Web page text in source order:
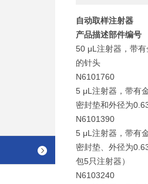
自动取样注射器
产品描述部件编号
50 μL注射器，带
的针头
N6101760
5 μL注射器，带有
密封垫和外径为
N6101390
5 μL注射器，带有
密封垫、外径为
包5只注射器）
N6103240